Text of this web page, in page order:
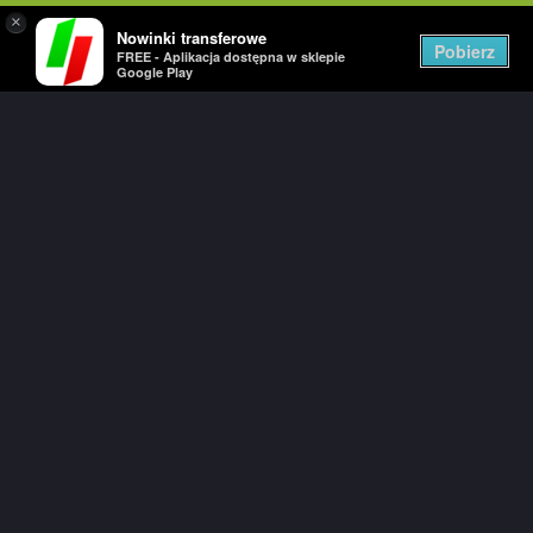
×
Nowinki transferowe
FREE - Aplikacja dostępna w sklepie
Google Play
Pobierz